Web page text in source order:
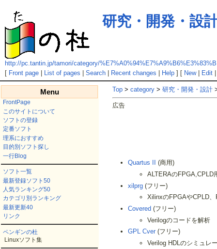
研究・開発・設
http://pc.tantin.jp/tamori/category/
[ Front page| List of pages Search| Recent changes Help] [ New| Edit
Menu
FrontPage
このサイトについて
ソフトの登録
定番ソフト
理系におすすめ
目的別ソフト探し
一行Blog
ソフト一覧
最新登録ソフト50
人気ランキング50
カテゴリ別ランキング
最新更新40
リンク
ペンギンの杜
Linuxソフト集
Top > category > 研究・開発・設計
広告
Quartus II
(商用)
ALTERAのFPGA,CPLD
xilprg (フリー)
XilinxのFPGAやCPLD
Covered (フリー)
Verilogのコードを解析
GPL Cver (フリー)
Verilog HDLのシミュレ